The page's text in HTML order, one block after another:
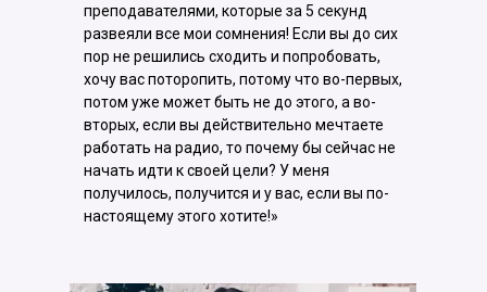
преподавателями, которые за 5 секунд
развеяли все мои сомнения! Если вы до сих
пор не решились сходить и попробовать,
хочу вас поторопить, потому что во-первых,
потом уже может быть не до этого, а во-
вторых, если вы действительно мечтаете
работать на радио, то почему бы сейчас не
начать идти к своей цели? У меня
получилось, получится и у вас, если вы по-
настоящему этого хотите!»